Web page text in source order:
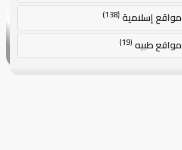
مواقع إسلامية (138)
مواقع طبيه (19)